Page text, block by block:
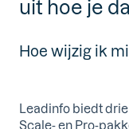
uit hoe je
Hoe wijzig ik
Leadinfo biedt
Scale- en Pro-